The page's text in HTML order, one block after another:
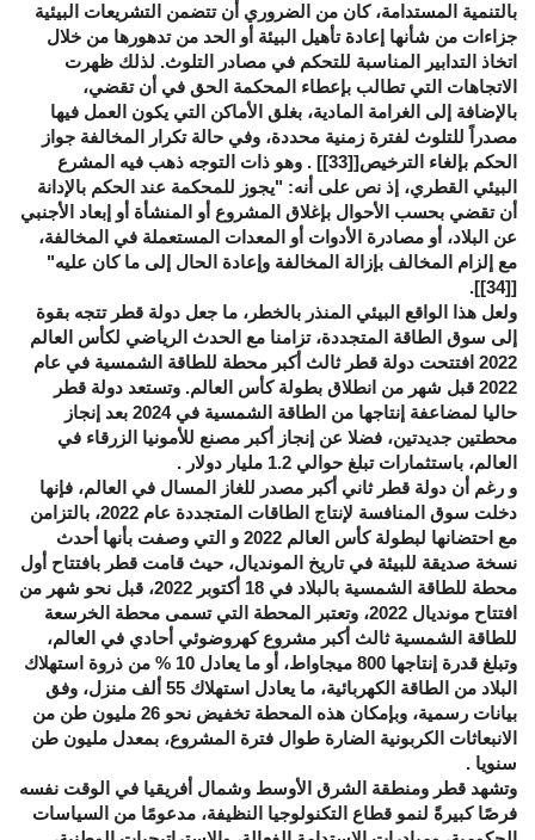
بالتنمية المستدامة، كان من الضروري أن تتضمن التشريعات البيئية
جزاءات من شأنها إعادة تأهيل البيئة أو الحد من تدهورها من خلال
اتخاذ التدابير المناسبة للتحكم في مصادر التلوث. لذلك ظهرت
الاتجاهات التي تطالب بإعطاء المحكمة الحق في أن تقضي،
بالإضافة إلى الغرامة المادية، بغلق الأماكن التي يكون العمل فيها
مصدراً للتلوث لفترة زمنية محددة، وفي حالة تكرار المخالفة جواز
الحكم بإلغاء الترخيص[[33]] . وهو ذات التوجه ذهب فيه المشرع
البيئي القطري، إذ نص على أنه: "يجوز للمحكمة عند الحكم بالإدانة
أن تقضي بحسب الأحوال بإغلاق المشروع أو المنشأة أو إبعاد الأجنبي
عن البلاد، أو مصادرة الأدوات أو المعدات المستعملة في المخالفة،
مع إلزام المخالف بإزالة المخالفة وإعادة الحال إلى ما كان عليه"
[
[34]
].
ولعل هذا الواقع البيئي المنذر بالخطر، ما جعل دولة قطر تتجه بقوة
إلى سوق الطاقة المتجددة، تزامنا مع الحدث الرياضي لكأس العالم
2022 افتتحت دولة قطر ثالث أكبر محطة للطاقة الشمسية في عام
2022 قبل شهر من انطلاق بطولة كأس العالم. وتستعد دولة قطر
حاليا لمضاعفة إنتاجها من الطاقة الشمسية في 2024 بعد إنجاز
محطتين جديدتين، فضلا عن إنجاز أكبر مصنع للأمونيا الزرقاء في
العالم، باستثمارات تبلغ حوالي 1.2 مليار دولار .
و رغم أن دولة قطر ثاني أكبر مصدر للغاز المسال في العالم، فإنها
دخلت سوق المنافسة لإنتاج الطاقات المتجددة عام 2022، بالتزامن
مع احتضانها لبطولة كأس العالم 2022 و التي وصفت بأنها أحدث
نسخة صديقة للبيئة في تاريخ المونديال، حيث قامت قطر بافتتاح أول
محطة للطاقة الشمسية بالبلاد في 18 أكتوبر 2022، قبل نحو شهر من
افتتاح مونديال 2022، وتعتبر المحطة التي تسمى محطة الخرسعة
للطاقة الشمسية ثالث أكبر مشروع كهروضوئي أحادي في العالم،
وتبلغ قدرة إنتاجها 800 ميجاواط، أو ما يعادل 10 % من ذروة استهلاك
البلاد من الطاقة الكهربائية، ما يعادل استهلاك 55 ألف منزل، وفق
بيانات رسمية، وبإمكان هذه المحطة تخفيض نحو 26 مليون طن من
الانبعاثات الكربونية الضارة طوال فترة المشروع، بمعدل مليون طن
سنويا .
وتشهد قطر ومنطقة الشرق الأوسط وشمال أفريقيا في الوقت نفسه
فرصًا كبيرةً لنمو قطاع التكنولوجيا النظيفة، مدعومًا من السياسات